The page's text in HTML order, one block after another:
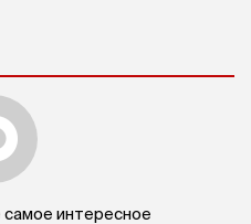
самое интересное